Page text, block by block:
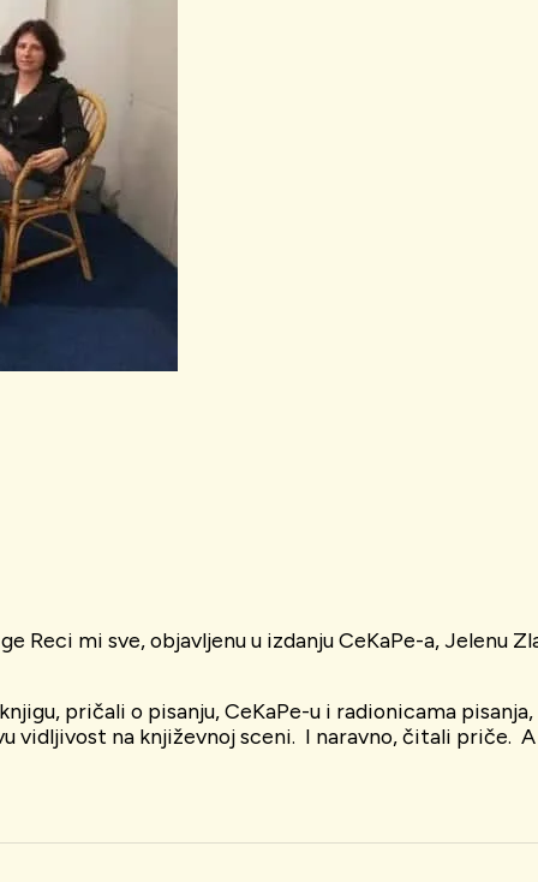
Reci mi sve, objavljenu u izdanju CeKaPe-a, Jelenu
pričali o pisanju, CeKaPe-u i radionicama pisanja,
vidljivost na književnoj sceni. I naravno, čitali priče. A